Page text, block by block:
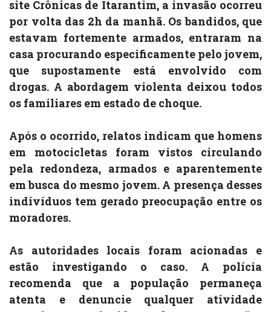
site Crônicas de Itarantim, a invasão ocorreu
por volta das 2h da manhã. Os bandidos, que
estavam fortemente armados, entraram na
casa procurando especificamente pelo jovem,
que supostamente está envolvido com
drogas. A abordagem violenta deixou todos
os familiares em estado de choque.
Após o ocorrido, relatos indicam que homens
em motocicletas foram vistos circulando
pela redondeza, armados e aparentemente
em busca do mesmo jovem. A presença desses
indivíduos tem gerado preocupação entre os
moradores.
As autoridades locais foram acionadas e
estão investigando o caso. A polícia
recomenda que a população permaneça
atenta e denuncie qualquer atividade